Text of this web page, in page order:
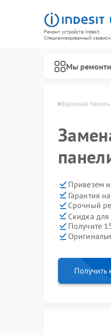
Ремонт устройств Indesit
Специализированный
Мы
Варочная
Привезем
Гарантия
Срочный
Скидка для
Получите
Получить